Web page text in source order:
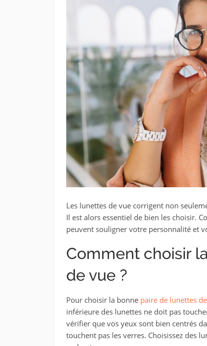
Les lunettes de vue corrigent non
Il est alors essentiel de bien les choisir.
peuvent souligner votre personnalité et
Comment choisir
de vue ?
Pour choisir la bonne paire de lunettes
inférieure des lunettes ne doit pas
vérifier que vos yeux sont bien centrés
touchent pas les verres. Choisissez des